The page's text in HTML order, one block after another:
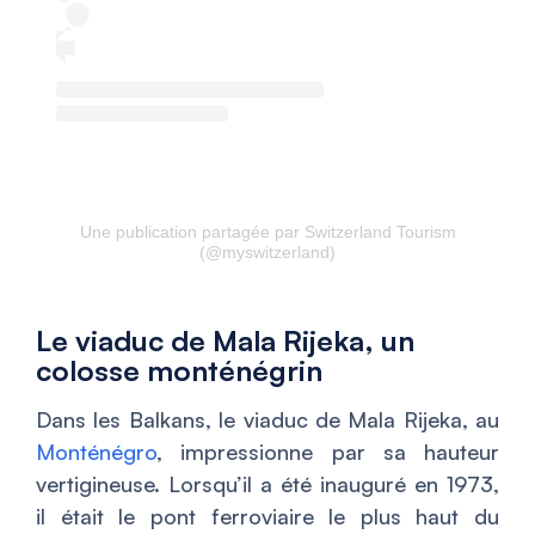
Une publication partagée par Switzerland Tourism
(@myswitzerland)
Le viaduc de Mala Rijeka, un
colosse monténégrin
Dans les Balkans, le viaduc de Mala Rijeka, au
Monténégro, impressionne par sa hauteur
vertigineuse. Lorsqu’il a été inauguré en 1973,
il était le pont ferroviaire le plus haut du